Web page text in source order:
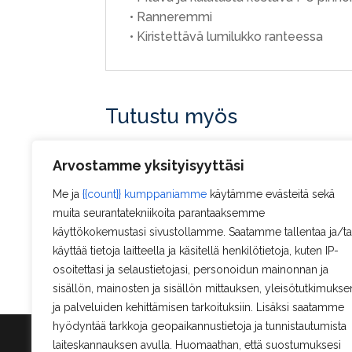
Arvostamme yksityisyyttäsi
Me ja {{count}} kumppaniamme käytämme evästeitä sekä
muita seurantatekniikoita parantaaksemme
käyttökokemustasi sivustollamme. Saatamme tallentaa ja/
käyttää tietoja laitteella ja käsitellä henkilötietoja, kuten IP-
osoitettasi ja selaustietojasi, personoidun mainonnan ja
sisällön, mainosten ja sisällön mittauksen,
ja palveluiden kehittämisen tarkoituksiin. Lisäksi saatamme
hyödyntää tarkkoja geopaikannustietoja ja tunnistautumista
laiteskannauksen avulla. Huomaathan, että suostumuksesi
• Ranneremmi
• Kiristettävä lumilukko ranteessa
Tutustu myös
Pinewood Hyttysanorakki
29,90€